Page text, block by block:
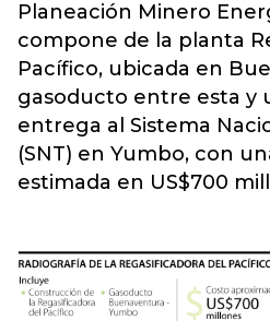
Planeación Minero
compone de la planta
Pacífico, ubicada en
gasoducto entre esta y
entrega al Sistema
(SNT) en Yumbo, con
estimada en US$700